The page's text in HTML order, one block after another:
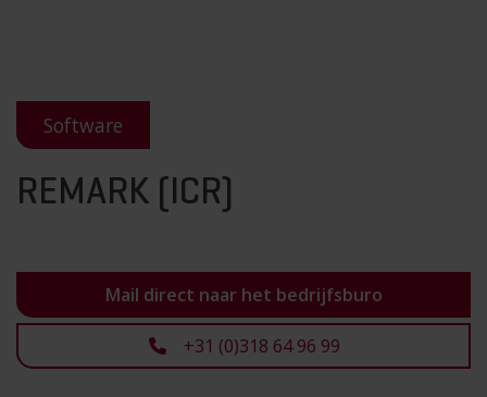
Software
REMARK (ICR)
Mail direct naar het bedrijfsburo
+31 (0)318 64 96 99